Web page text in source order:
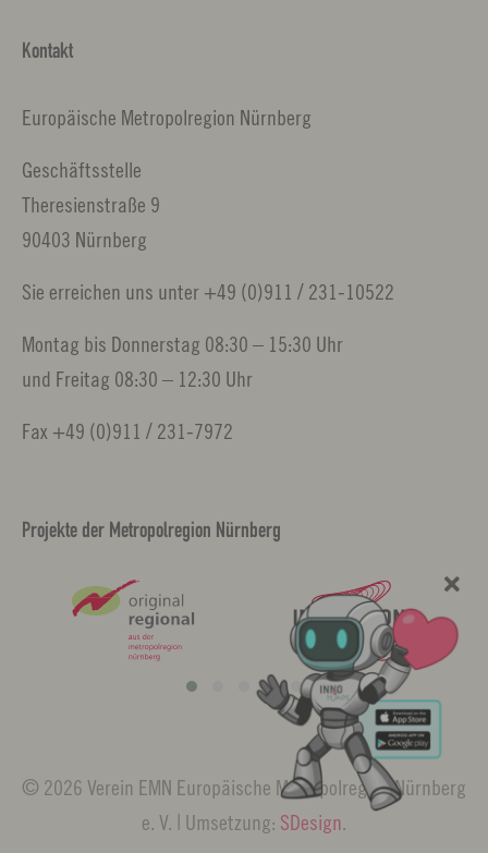
Kontakt
Europäische Metropolregion Nürnberg
Geschäftsstelle
Theresienstraße 9
90403 Nürnberg
Sie erreichen uns unter +49 (0)911 / 231-10522
Montag bis Donnerstag 08:30 – 15:30 Uhr
und Freitag 08:30 – 12:30 Uhr
Fax +49 (0)911 / 231-7972
Projekte der Metropolregion Nürnberg
© 2026 Verein EMN Europäische Metropolregion Nürnberg
e. V. | Umsetzung: SDesign.